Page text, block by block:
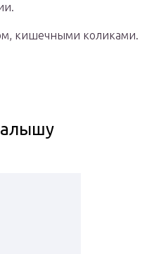
кишечными коликами.